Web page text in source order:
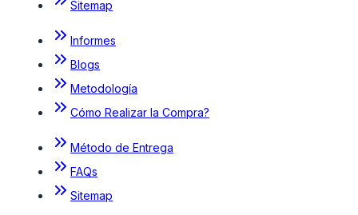
Sitemap
Informes
Blogs
Metodología
Cómo Realizar la Compra?
Método de Entrega
FAQs
Sitemap